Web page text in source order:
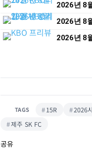
2026년 8
2026년 8
2026년 8
TAGS 15R 2026
제주 SK FC
공유